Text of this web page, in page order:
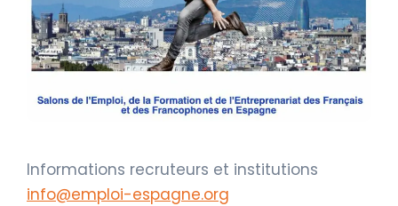
Informations recruteurs et institutions
info@emploi-espagne.org